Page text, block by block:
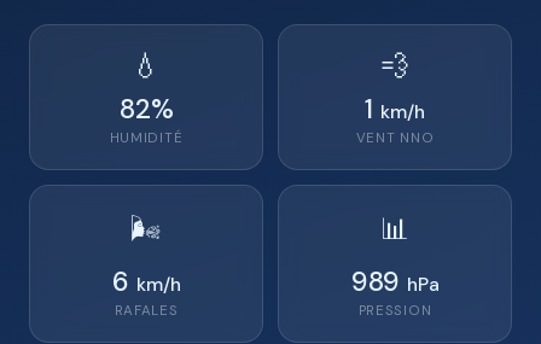
💧
82%
HUMIDITÉ
💨
1 km/h
VENT NNO
🌬️
6 km/h
RAFALES
📊
989 hPa
PRESSION